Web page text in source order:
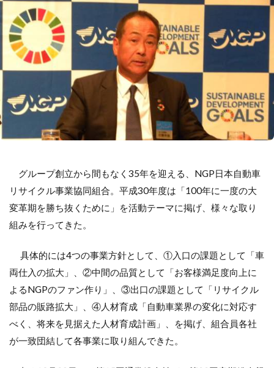
グループ創立から間もなく35年を迎える、NGP日本自動車
リサイクル事業協同組合。平成30年度は「100年に一度の大
変革期を勝ち抜くために」を活動テーマに掲げ、様々な取り
組みを行ってきた。
具体的には4つの事業方針として、①入口の課題として「車
両仕入の拡大」、②中間の品質として「お客様満足度向上に
よるNGPのファン作り」、③出口の課題として「リサイクル
部品の販路拡大」、④人材育成「自動車業界の変化に対応す
べく、将来を見据えた人材育成計画」、を掲げ、組合員各社
が一致団結して各事業に取り組んできた。